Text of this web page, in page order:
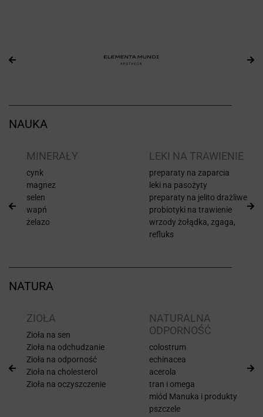
NAUKA
MINERAŁY
cynk
magnez
selen
wapń
żelazo
LEKI NA TRAWIENIE
preparaty na zaparcia
leki na pasożyty
preparaty na jelito drażliwe
probiotyki na trawienie
wrzody żołądka, zgaga,
refluks
NATURA
ZIOŁA
Zioła na sen
Zioła na odchudzanie
Zioła na odporność
Zioła na cholesterol
Zioła na oczyszczenie
NATURALNA
ODPORNOŚĆ
colostrum
echinacea
acerola
tran i omega
miód Manuka i produkty
pszczele